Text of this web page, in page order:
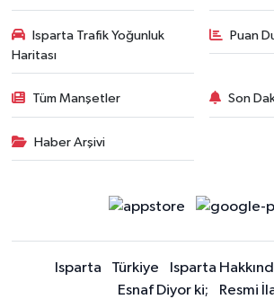
Isparta Trafik Yoğunluk
Haritası
Puan
Tüm Manşetler Son
Haber Arşivi
Isparta Türkiye Isparta
Esnaf Diyor ki;
Resmi